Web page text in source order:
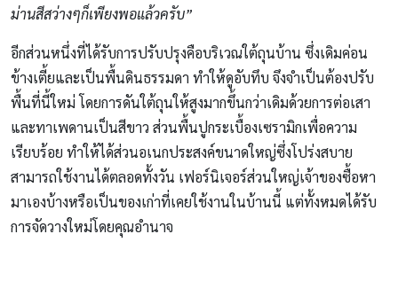
ม่านสีสว่างๆก็เพียงพอแล้วครับ”
อีกส่วนหนึ่งที่ได้รับการปรับปรุงคือบริเวณใต้ถุนบ้าน ซึ่งเดิมค่อน
ข้างเตี้ยและเป็นพื้นดินธรรมดา ทำให้ดูอับทึบ จึงจำเป็นต้องปรับ
พื้นที่นี้ใหม่ โดยการดันใต้ถุนให้สูงมากขึ้นกว่าเดิมด้วยการต่อเสา
และทาเพดานเป็นสีขาว ส่วนพื้นปูกระเบื้องเซรามิกเพื่อความ
เรียบร้อย ทำให้ได้ส่วนอเนกประสงค์ขนาดใหญ่ซึ่งโปร่งสบาย
สามารถใช้งานได้ตลอดทั้งวัน เฟอร์นิเจอร์ส่วนใหญ่เจ้าของซื้อหา
มาเองบ้างหรือเป็นของเก่าที่เคยใช้งานในบ้านนี้ แต่ทั้งหมดได้รับ
การจัดวางใหม่โดยคุณอำนาจ